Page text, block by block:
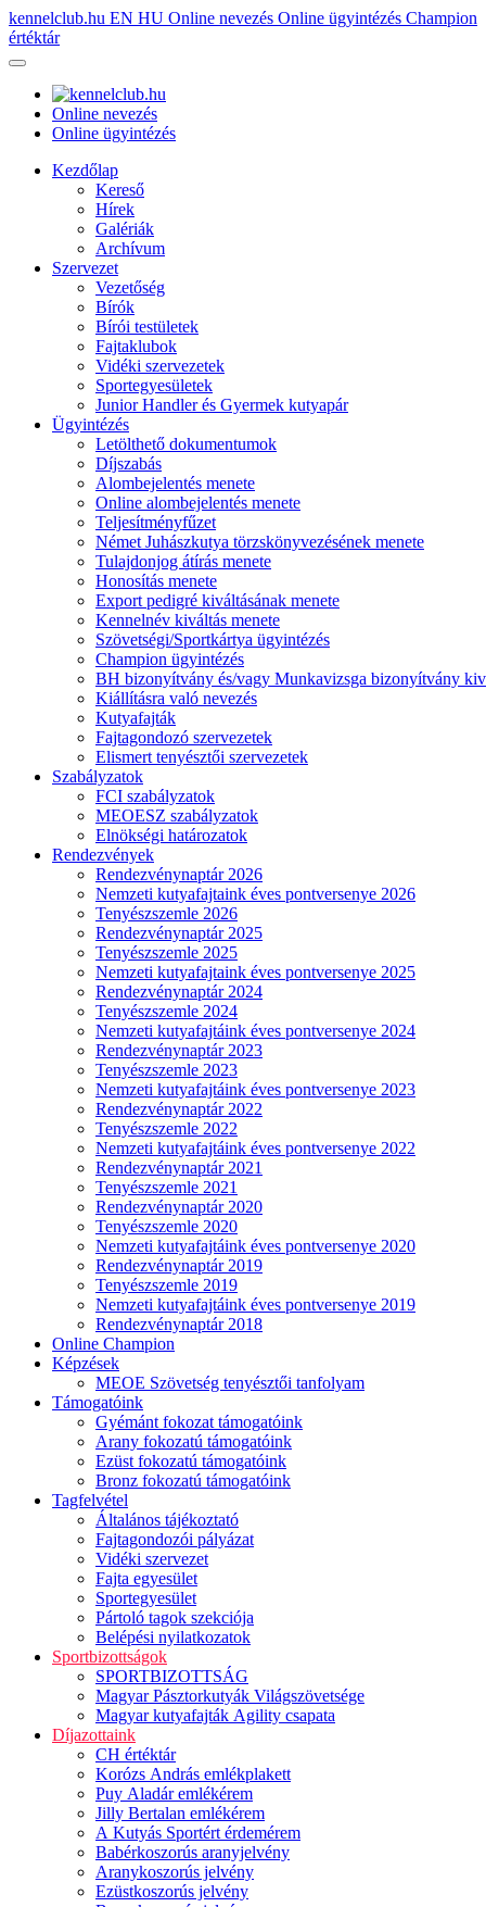
kennelclub.hu EN HU Online nevezés Online ügyintézés Champion
értéktár
Online nevezés
Online ügyintézés
Kezdőlap
Kereső
Hírek
Galériák
Archívum
Szervezet
Vezetőség
Bírók
Bírói testületek
Fajtaklubok
Vidéki szervezetek
Sportegyesületek
Junior Handler és Gyermek kutyapár
Ügyintézés
Letölthető dokumentumok
Díjszabás
Alombejelentés menete
Online alombejelentés menete
Teljesítményfűzet
Német Juhászkutya törzskönyvezésének menete
Tulajdonjog átírás menete
Honosítás menete
Export pedigré kiváltásának menete
Kennelnév kiváltás menete
Szövetségi/Sportkártya ügyintézés
Champion ügyintézés
BH bizonyítvány és/vagy Munkavizsga bizonyítvány
Kiállításra való nevezés
Kutyafajták
Fajtagondozó szervezetek
Elismert tenyésztői szervezetek
Szabályzatok
FCI szabályzatok
MEOESZ szabályzatok
Elnökségi határozatok
Rendezvények
Rendezvénynaptár 2026
Nemzeti kutyafajtaink éves pontversenye 2026
Tenyészszemle 2026
Rendezvénynaptár 2025
Tenyészszemle 2025
Nemzeti kutyafajtaink éves pontversenye 2025
Rendezvénynaptár 2024
Tenyészszemle 2024
Nemzeti kutyafajtáink éves pontversenye 2024
Rendezvénynaptár 2023
Tenyészszemle 2023
Nemzeti kutyafajtáink éves pontversenye 2023
Rendezvénynaptár 2022
Tenyészszemle 2022
Nemzeti kutyafajtáink éves pontversenye 2022
Rendezvénynaptár 2021
Tenyészszemle 2021
Rendezvénynaptár 2020
Tenyészszemle 2020
Nemzeti kutyafajtáink éves pontversenye 2020
Rendezvénynaptár 2019
Tenyészszemle 2019
Nemzeti kutyafajtáink éves pontversenye 2019
Rendezvénynaptár 2018
Online Champion
Képzések
MEOE Szövetség tenyésztői tanfolyam
Támogatóink
Gyémánt fokozat támogatóink
Arany fokozatú támogatóink
Ezüst fokozatú támogatóink
Bronz fokozatú támogatóink
Tagfelvétel
Általános tájékoztató
Fajtagondozói pályázat
Vidéki szervezet
Fajta egyesület
Sportegyesület
Pártoló tagok szekciója
Belépési nyilatkozatok
Sportbizottságok
SPORTBIZOTTSÁG
Magyar Pásztorkutyák Világszövetsége
Magyar kutyafajták Agility csapata
Díjazottaink
CH értéktár
Korózs András emlékplakett
Puy Aladár emlékérem
Jilly Bertalan emlékérem
A Kutyás Sportért érdemérem
Babérkoszorús aranyjelvény
Aranykoszorús jelvény
Ezüstkoszorús jelvény